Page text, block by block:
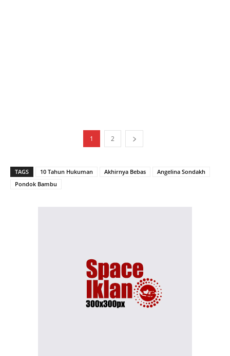
1 2
TAGS 10 Tahun Hukuman Akhirnya Bebas
Angelina Sondakh
Pondok Bambu